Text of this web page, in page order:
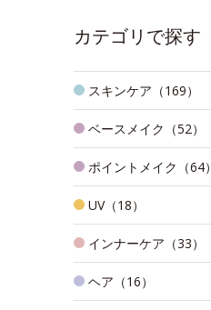
カテゴリで探す
スキンケア（169）
ベースメイク（52）
ポイントメイク（64）
UV（18）
インナーケア（33）
ヘア（16）